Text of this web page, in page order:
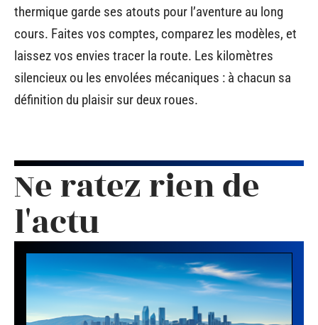
thermique garde ses atouts pour l’aventure au long
cours. Faites vos comptes, comparez les modèles, et
laissez vos envies tracer la route. Les kilomètres
silencieux ou les envolées mécaniques : à chacun sa
définition du plaisir sur deux roues.
Ne ratez rien de
l'actu